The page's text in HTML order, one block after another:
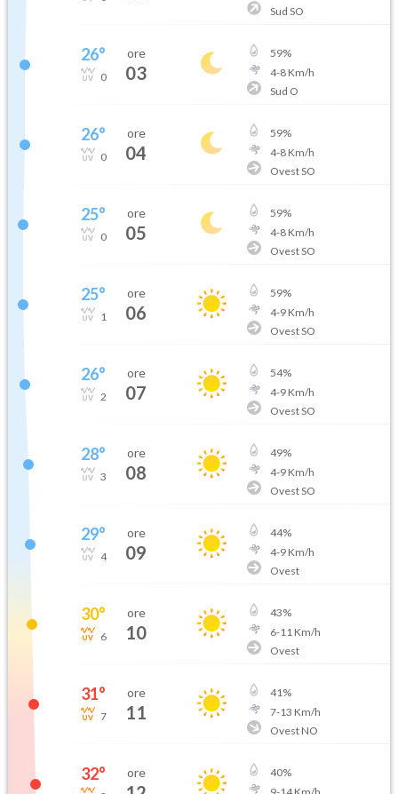
Sud SO
26°
0
ore
03
59%
4-8Km/h
Sud O
26°
0
ore
04
59%
4-8Km/h
Ovest SO
25°
0
ore
05
59%
4-8Km/h
Ovest SO
25°
1
ore
06
59%
4-9Km/h
Ovest SO
26°
2
ore
07
54%
4-9Km/h
Ovest SO
28°
3
ore
08
49%
4-9Km/h
Ovest SO
29°
4
ore
09
44%
4-9Km/h
Ovest
30°
6
ore
10
43%
6-11 Km/h
Ovest
31°
7
ore
11
41%
7-13 Km/h
Ovest NO
32° ore 40%